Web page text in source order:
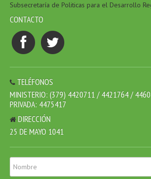
Subsecretaría de Politicas para el Desarrollo
CONTACTO
TELÉFONOS
MINISTERIO: (379) 4420711 / 4421764 /
PRIVADA: 4475417
DIRECCIÓN
25 DE MAYO 1041